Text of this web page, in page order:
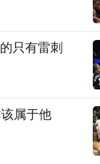
只有雷刺
属于他